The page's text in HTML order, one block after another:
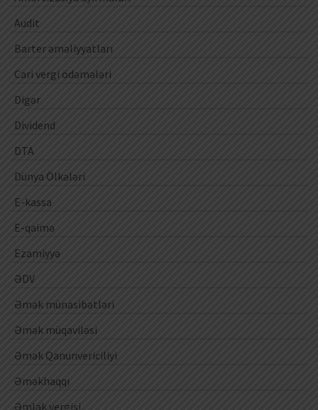
Audit
Barter əməliyyatları
Cari vergi ödəmələri
Digər
Dividend
DTA
Dünya Ölkələri
E-kassa
E-qaimə
Ezamiyyə
ƏDV
Əmək münasibətləri
Əmək müqaviləsi
Əmək Qanunvericiliyi
Əməkhaqqı
Əmlak vergisi